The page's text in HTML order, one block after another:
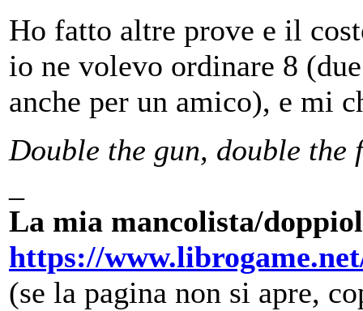
Ho fatto altre prove e il
io ne volevo ordinare 8
anche per un amico), e mi
Double the gun, double the
La mia mancolista/
https://
(se la pagina non si apre,